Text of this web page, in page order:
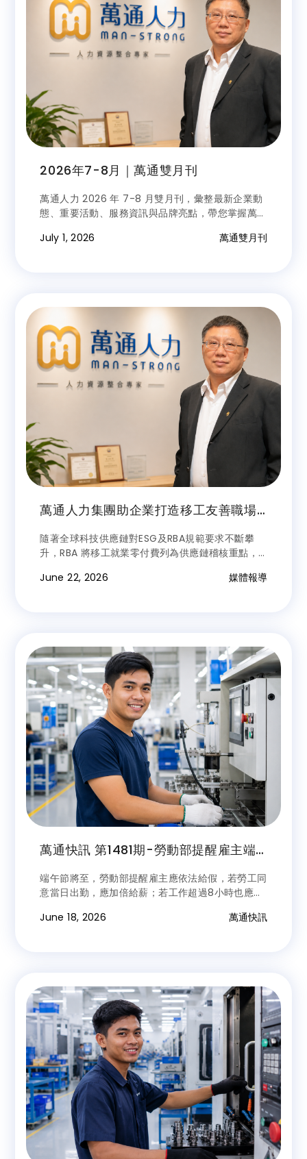
2026年7-8月｜萬通雙月刊
萬通人力 2026 年 7-8 月雙月刊，彙整最新企業動
態、重要活動、服務資訊與品牌亮點，帶您掌握萬通
July 1, 2026 萬通雙月刊
萬通人力集團助企業打造移工友善職場
隨著全球科技供應鏈對ESG及RBA規範要求不斷攀
升，RBA 將移工就業零付費列為供應鏈稽核重點，
準是否能落實到企業實踐，關乎能否留在國際品牌大
June 22, 2026 媒體報導
萬通快訊 第1481期-勞動部提醒雇主端
倍給薪
端午節將至，勞動部提醒雇主應依法給假，若勞工同
意當日出勤，應加倍給薪；若工作超過8小時也應依
假，補假日性質視同國定假日。
June 18, 2026 萬通快訊